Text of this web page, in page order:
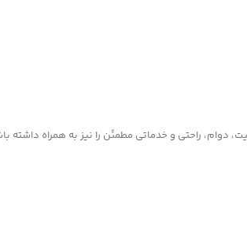
راحتی و خدماتی مطمئن را نیز به همراه داشته